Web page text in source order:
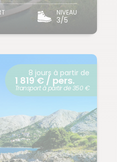
NIVEAU
3/5
8 jours à partir de
1 819 € / pers.
Transport à partir de 350 €